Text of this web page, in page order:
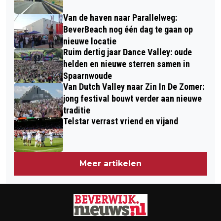
SCHOOL
Van de haven naar Parallelweg:
BeverBeach nog één dag te gaan op
nieuwe locatie
Ruim dertig jaar Dance Valley: oude
helden en nieuwe sterren samen in
Spaarnwoude
Van Dutch Valley naar Zin In De Zomer:
jong festival bouwt verder aan nieuwe
traditie
Telstar verrast vriend en vijand
Meer artikelen